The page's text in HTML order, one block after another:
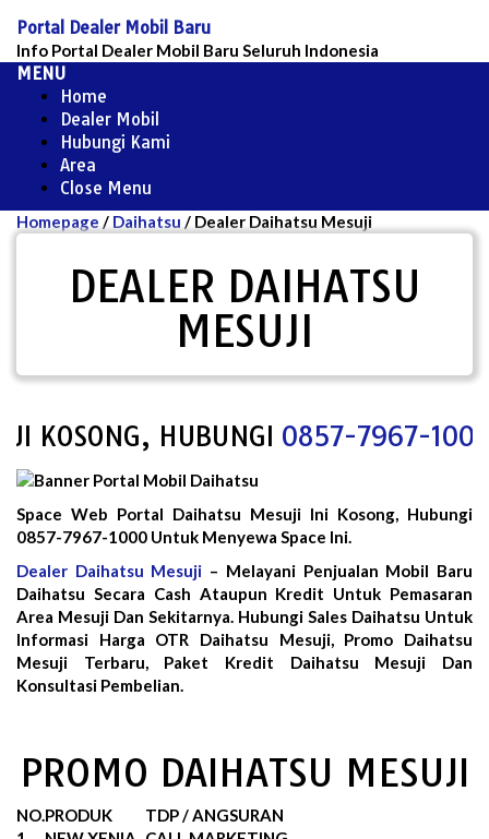
content
Portal Dealer Mobil Baru
Info Portal Dealer Mobil Baru Seluruh Indonesia
MENU
Home
Dealer Mobil
Hubungi Kami
Area
Close Menu
Homepage / Daihatsu / Dealer Daihatsu Mesuji
DEALER DAIHATSU
MESUJI
HUBUNGI0857-7967-1000
Space Web Portal Daihatsu Mesuji Ini Kosong, Hubungi
0857-7967-1000 Untuk Menyewa Space Ini.
Dealer Daihatsu Mesuji – Melayani Penjualan Mobil Baru
Daihatsu Secara Cash Ataupun Kredit Untuk Pemasaran
Area Mesuji Dan Sekitarnya. Hubungi Sales Daihatsu Untuk
Informasi Harga OTR Daihatsu Mesuji, Promo Daihatsu
Mesuji Terbaru, Paket Kredit Daihatsu Mesuji Dan
Konsultasi Pembelian.
PROMO DAIHATSU MESUJI
NO.PRODUK
TDP / ANGSURAN